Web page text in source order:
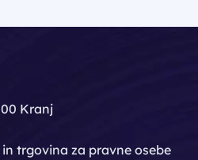
Kranj
trgovina za pravne osebe